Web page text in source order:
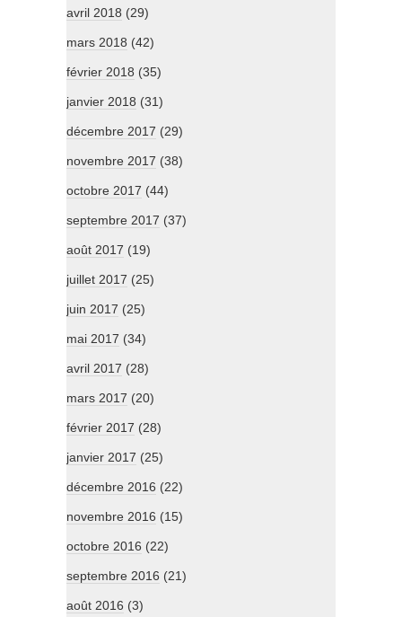
avril 2018 (29)
mars 2018 (42)
février 2018 (35)
janvier 2018 (31)
décembre 2017 (29)
novembre 2017 (38)
octobre 2017 (44)
septembre 2017 (37)
août 2017 (19)
juillet 2017 (25)
juin 2017 (25)
mai 2017 (34)
avril 2017 (28)
mars 2017 (20)
février 2017 (28)
janvier 2017 (25)
décembre 2016 (22)
novembre 2016 (15)
octobre 2016 (22)
septembre 2016 (21)
août 2016 (3)